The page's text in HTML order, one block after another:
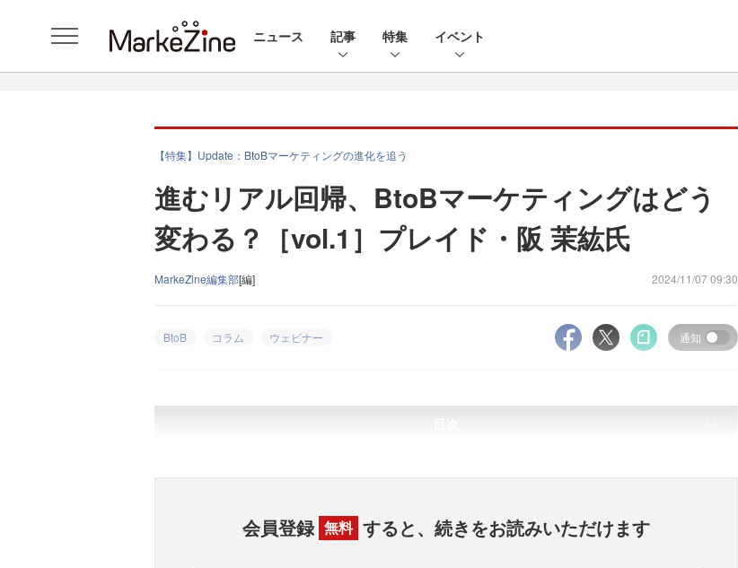
ニュース 記事 特集 イベント
【特集】Update：BtoBマーケティングの進化を追う
進むリアル回帰、BtoBマーケティングはどう
変わる？［vol.1］プレイド・阪 茉紘氏
MarkeZine編集部[編] 2024/11/07 09:30
BtoB コラム ウェビナー 通知
会員登録 無料 すると、続きをお読みいただけます